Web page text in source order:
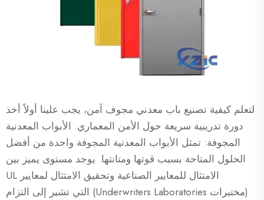
لتعلم كيفية تصنيع باب معدني مجوف آمن، يجب علينا أولاً أخذ
دورة تدريبية سريعة حول الأمن المعماري. الأبواب المعدنية
المجوفة: تمثل الأبواب المعدنية المجوفة واحدة من أفضل
الحلول المتاحة بسبب قوتها ومتانتها. يوجد مستوى يميز بين
الامتثال للمعايير الصناعية وتحقيق الامتثال لمعايير UL
(مختبرات Underwriters Laboratories) التي تشير إلى التزام